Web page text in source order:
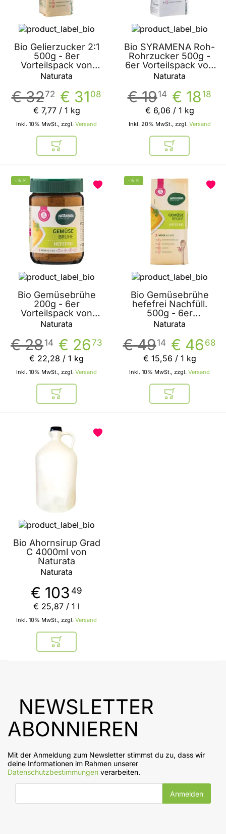
Bio Gelierzucker 2:1
500g - 8er
Vorteilspack von
Naturata
Naturata
€ 31 08
€ 3272
Inkl. 10% MwSt., zzgl. Versand
€ 7,77/ 1 kg
In den Warenkorb
Bio SYRAMENA Roh-
Rohrzucker 500g -
6er Vorteilspack von
Naturata
Naturata
€ 1818
€ 1914
Inkl. 20% MwSt., zzgl. Versand
€ 6,06 / 1 kg
In den
- 5 %
Bio Gemüsebrühe
200g - 6er
Vorteilspack von
Naturata
Naturata
€ 2673
€ 2814
Inkl. 10% MwSt., zzgl. Versand
€ 22,28 / 1 kg
In den Warenkorb
- 5 %
Bio Gemüsebrühe
hefefrei Nachfüll.
500g - 6er
Vorteilspack von
Naturata
€ 46 68
€ 4914
Inkl. 10% MwSt., zzgl. Versand
€ 15,56 / 1 kg
In den
Bio Ahornsirup Grad
C 4000ml von
Naturata
Naturata
€ 103 49
Inkl. 10% MwSt., zzgl. Versand
€ 25,87 / 1 l
In den Warenkorb
NEWSLETTER
ABONNIEREN
Mit der Anmeldung zum Newsletter stimmst du zu, dass wir
deine Informationen im Rahmen unserer
Datenschutzbestimmungen verarbeiten.
E-Mail-Adresse